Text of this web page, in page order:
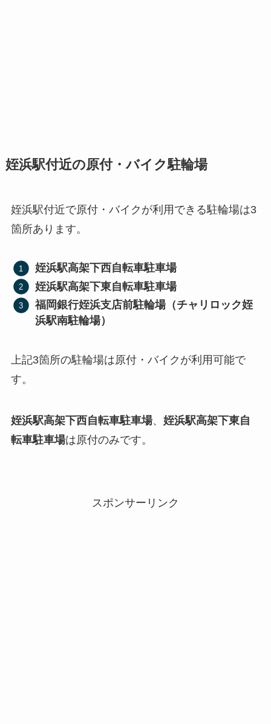
姪浜駅付近の原付・バイク駐輪場
姪浜駅付近で原付・バイクが利用できる駐輪場は3
箇所あります。
姪浜駅高架下西自転車駐車場
姪浜駅高架下東自転車駐車場
福岡銀行姪浜支店前駐輪場（チャリロック姪
浜駅南駐輪場）
上記3箇所の駐輪場は原付・バイクが利用可能で
す。
姪浜駅高架下西自転車駐車場、 姪浜駅高架下東自
転車駐車場は原付のみです。
スポンサーリンク